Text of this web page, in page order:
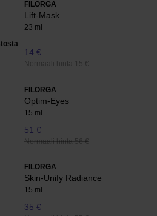
FILORGA
Lift-Mask
23 ml
14 €
Normaali hinta 15 €
FILORGA
Optim-Eyes
15 ml
51 €
Normaali hinta 56 €
FILORGA
Skin-Unify Radiance
15 ml
35 €